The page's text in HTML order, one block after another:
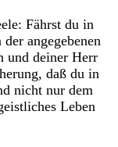
Fährst du in
angegebenen
und deiner Herr
daß du in
nicht nur dem
Leben